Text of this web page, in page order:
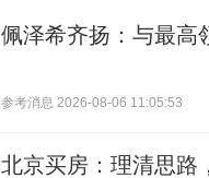
佩泽希齐扬：与最高
参考消息 2026-08-06 11:05:53
北京买房：理清思路